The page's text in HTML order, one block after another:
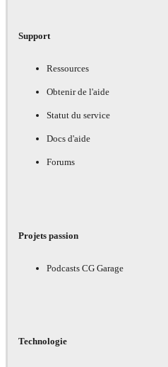
Support
Ressources
Obtenir de l'aide
Statut du service
Docs d'aide
Forums
Projets passion
Podcasts CG Garage
Technologie